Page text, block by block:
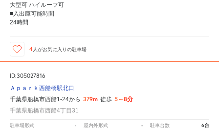
大型可 ハイルーフ可
■入出庫可能時間
24時間
4 人がお気に入りの駐車場
ID:305027816
Ａｐａｒｋ西船橋駅北口
千葉県船橋市西船1-24から 379m 徒歩 5～8分
千葉県船橋市西船4丁目31
駐車場形式 - 屋内外形式 - 駐車台数 6台